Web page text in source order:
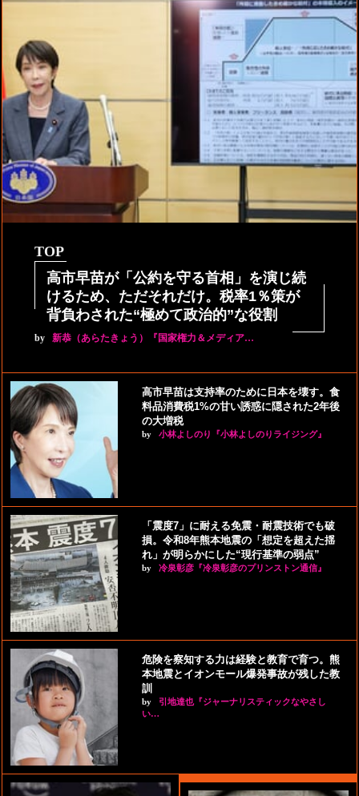
TOP
高市早苗が「公約を守る首相」を演じ続
けるため、ただそれだけ。税率1％策が
背負わされた“極めて政治的”な役割
by 新恭（あらたきょう）『国家権力＆メディア…
高市早苗は支持率のために日本を壊す。食
料品消費税1%の甘い誘惑に隠された2年後
の大増税
by 小林よしのり『小林よしのりライジング』
「震度7」に耐える免震・耐震技術でも破
損。令和8年熊本地震の「想定を超えた揺
れ」が明らかにした“現行基準の弱点”
by 冷泉彰彦『冷泉彰彦のプリンストン通信』
危険を察知する力は経験と教育で育つ。熊
本地震とイオンモール爆発事故が残した教
訓
by
引地達也『ジャーナリスティックなやさし
い…